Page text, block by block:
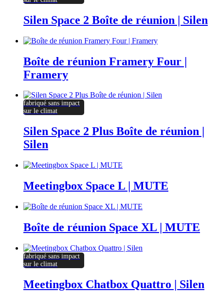
Silen Space 2 Boîte de réunion | Silen
Boîte de réunion Framery Four |
Framery
fabriqué sans impact
sur le climat
Silen Space 2 Plus Boîte de réunion |
Silen
Meetingbox Space L | MUTE
Boîte de réunion Space XL | MUTE
fabriqué sans impact
sur le climat
Meetingbox Chatbox Quattro | Silen